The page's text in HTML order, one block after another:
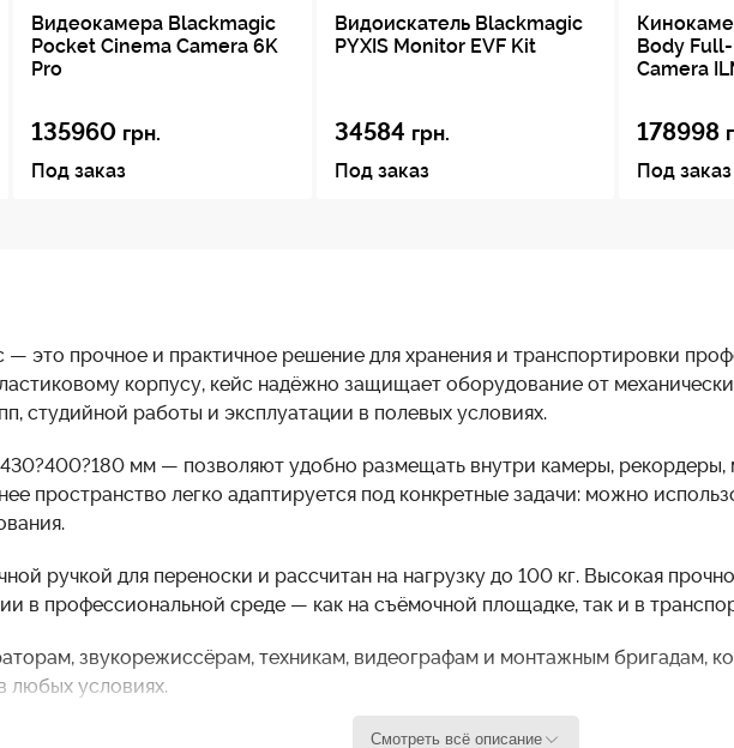
Видеокамера Blackmagic
Pocket Cinema Camera 6K
Pro
135960 грн.
Под заказ
Видоискатель Blackmagic
PYXIS Monitor EVF Kit
34584 грн.
Под заказ
Body
Camera
178998
Под заказ
— это прочное и практичное решение для хранения и транспортировки
корпусу, кейс надёжно защищает оборудование от
студийной работы и эксплуатации в полевых условиях.
мм — позволяют удобно размещать внутри камеры, рекордеры,
пространство легко адаптируется под конкретные задачи: можно
ручкой для переноски и рассчитан на нагрузку до 100 кг. Высокая
в профессиональной среде — как на съёмочной площадке, так и в
звукорежиссёрам, техникам, видеографам и монтажным бригадам,
любых условиях.
Смотреть всё описание